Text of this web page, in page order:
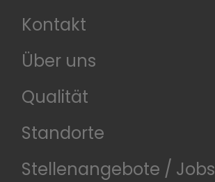
Kontakt
Über uns
Qualität
Standorte
Stellenangebote / Jobs